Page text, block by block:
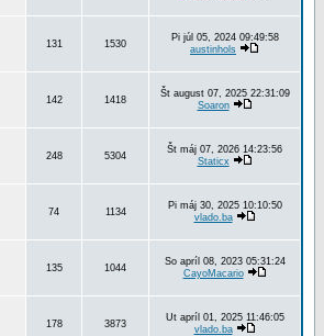
131 1530
Pi júl 05, 2024 09:49:58
austinhols
142 1418
Št august 07, 2025 22:31:09
Soaron
248 5304
Št máj 07, 2026 14:23:56
Staticx
74 1134
Pi máj 30, 2025 10:10:50
vlado.ba
135 1044
So apríl 08, 2023 05:31:24
CayoMacario
178 3873
Ut apríl 01, 2025 11:46:05
vlado.ba